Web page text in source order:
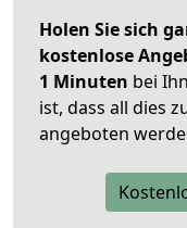
Holen Sie sich
kostenlose
1 Minuten bei
ist, dass all dies
angeboten